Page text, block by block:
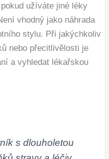
užíváte jiné léky
vhodný jako náhrada
stylu. Při jakýchkoliv
nebo přecitlivělosti je
a vyhledat lékařskou
s dlouholetou